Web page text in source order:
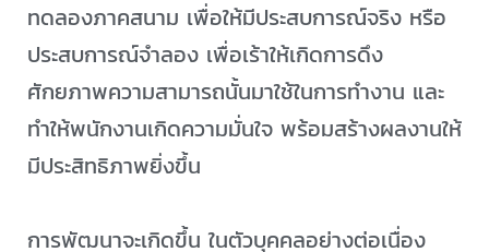
ทดลองภาคสนาม เพื่อให้มีประสบการณ์จริง หรือ
ประสบการณ์จำลอง เพื่อเร้าให้เกิดการดึง
ศักยภาพความสามารถนั้นมาใช้ในการทำงาน และ
ทำให้พนักงานเกิดความมั่นใจ พร้อมสร้างผลงานให้
มีประสิทธิภาพยิ่งขึ้น
การพัฒนาจะเกิดขึ้น ในตัวบุคคลอย่างต่อเนื่อง